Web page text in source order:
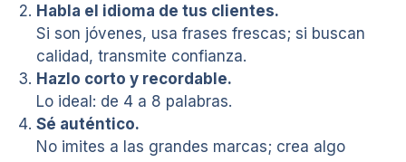
Habla el idioma de tus clientes.
Si son jóvenes, usa frases frescas; si buscan
calidad, transmite confianza.
Hazlo corto y recordable.
Lo ideal: de 4 a 8 palabras.
Sé auténtico.
No imites a las grandes marcas; crea algo